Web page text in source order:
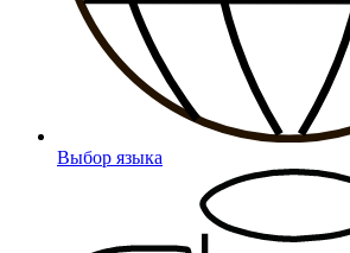
Выбор языка